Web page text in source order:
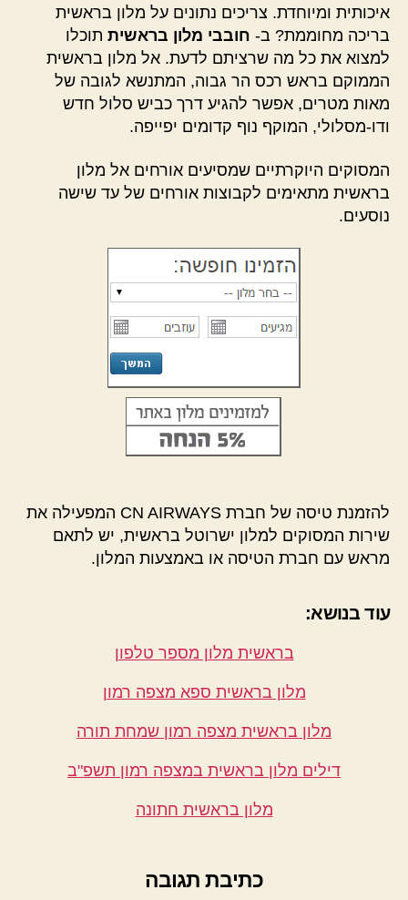
איכותית ומיוחדת. צריכים נתונים על מלון בראשית
בריכה מחוממת? ב- חובבי מלון בראשית תוכלו
למצוא את כל מה שרציתם לדעת. אל מלון בראשית
הממוקם בראש רכס הר גבוה, המתנשא לגובה של
מאות מטרים, אפשר להגיע דרך כביש סלול חדש
ודו-מסלולי, המוקף נוף קדומים יפייפה.
המסוקים היוקרתיים שמסיעים אורחים אל מלון
בראשית מתאימים לקבוצות אורחים של עד שישה
נוסעים.
להזמנת טיסה של חברת CN AIRWAYS המפעילה את
שירות המסוקים למלון ישרוטל בראשית, יש לתאם
מראש עם חברת הטיסה או באמצעות המלון.
עוד בנושא:
בראשית מלון מספר טלפון
מלון בראשית ספא מצפה רמון
מלון בראשית מצפה רמון שמחת תורה
דילים מלון בראשית במצפה רמון תשפ"ב
מלון בראשית חתונה
כתיבת תגובה